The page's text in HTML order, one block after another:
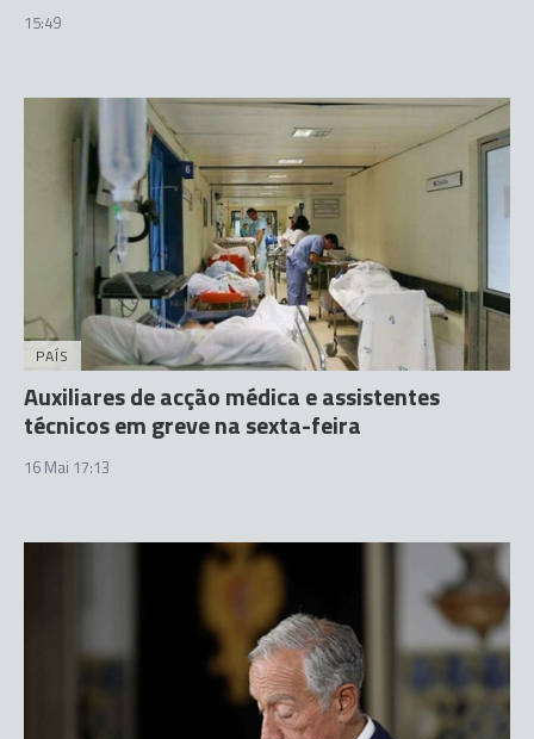
15:49
PAÍS
Auxiliares de acção médica e assistentes
técnicos em greve na sexta-feira
16 Mai 17:13